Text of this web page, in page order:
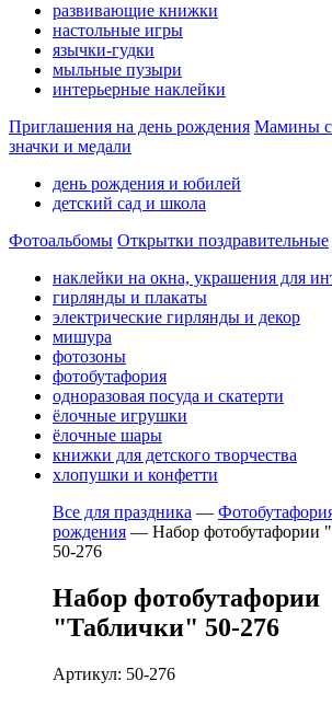
развивающие книжки
настольные игры
язычки-гудки
мыльные пузыри
интерьерные наклейки
Приглашения на день рождения Мамины
значки и медали
день рождения и юбилей
детский сад и школа
Фотоальбомы Открытки поздравительные
наклейки на окна, украшения для
гирлянды и плакаты
электрические гирлянды и декор
мишура
фотозоны
фотобутафория
одноразовая посуда и скатерти
ёлочные игрушки
ёлочные шары
книжки для детского творчества
хлопушки и конфетти
Все для праздника —
рождения — Набор фотобутафории
50-276
Набор фотобутафории
"Таблички" 50-276
Артикул: 50-276